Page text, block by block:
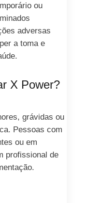
ou
adversas
a toma e
X Power?
grávidas ou
Pessoas com
ou em
profissional de